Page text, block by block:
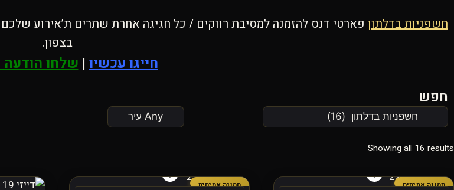
חשפניות בדלתון פארטי דנס להזמנה למסיבת רווקים / כל חגיגה אחרת שתרים ת’אירוע
בצפון.
חייגו עכשיו | שלחו הודעה
חפש
Showing all 16 results
תמונה אמיתית תמונה אמיתית